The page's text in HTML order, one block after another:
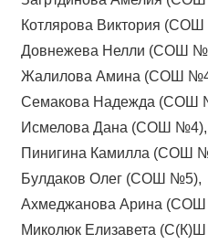
Котлярова Виктория
Довнежева Нелли (СОШ
Жалилова Амина (СОШ
Семакова Надежда (СОШ
Исмелова Дана (СОШ №4),
Пинигина Камилла (СОШ
Булдаков Олег (СОШ №5),
Ахмеджанова Арина
Миколюк Елизавета